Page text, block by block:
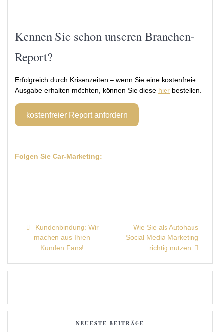
Kennen Sie schon unseren Branchen-
Report?
Erfolgreich durch Krisenzeiten – wenn Sie eine kostenfreie
Ausgabe erhalten möchten, können Sie diese hier bestellen.
kostenfreier Report anfordern
Folgen Sie Car-Marketing:
Beitragsnavigation
Previous
post:
Kundenbindung: Wir
machen aus Ihren
Kunden Fans!
Next
post:
Wie Sie als Autohaus
Social Media Marketing
richtig nutzen
NEUESTE BEITRÄGE